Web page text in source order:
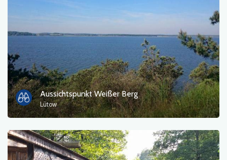
Aussichtspunkt Weißer Berg
Lütow